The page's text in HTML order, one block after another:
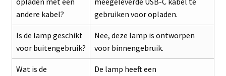
andere kabel?
gebruiken voor opladen.
Is de lamp geschikt
voor buitengebruik?
Nee, deze lamp is ontworpen
voor binnengebruik.
Wat is de
De lamp heeft een